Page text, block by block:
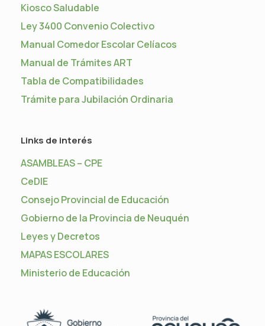
Kiosco Saludable
Ley 3400 Convenio Colectivo
Manual Comedor Escolar Celíacos
Manual de Trámites ART
Tabla de Compatibilidades
Trámite para Jubilación Ordinaria
Links de interés
ASAMBLEAS – CPE
CeDIE
Consejo Provincial de Educación
Gobierno de la Provincia de Neuquén
Leyes y Decretos
MAPAS ESCOLARES
Ministerio de Educación